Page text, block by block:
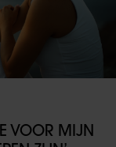
VOOR MIJN